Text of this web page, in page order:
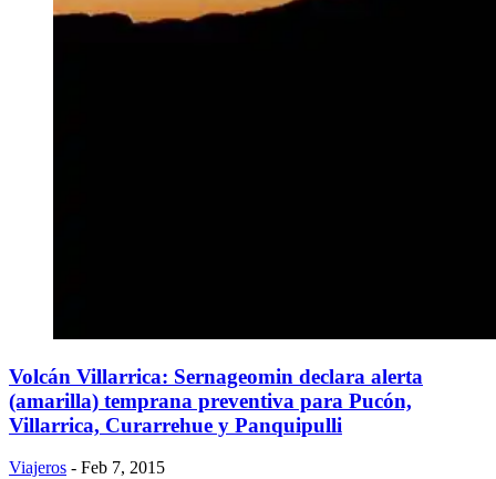
Volcán Villarrica: Sernageomin declara alerta
(amarilla) temprana preventiva para Pucón,
Villarrica, Curarrehue y Panquipulli
Viajeros - Feb 7, 2015